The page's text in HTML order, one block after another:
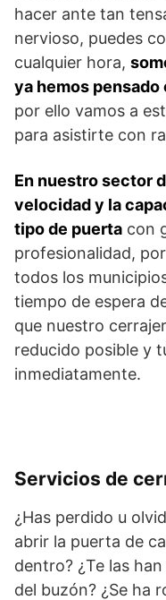
hacer ante tan
nervioso, puedes
cualquier hora,
ya hemos
por ello vamos a
para asistirte con
En nuestro sector
velocidad y la
tipo de puerta con
profesionalidad,
todos los
tiempo de espera
que nuestro
reducido posible y
inmediatamente.
Servicios de
¿Has perdido u
abrir la puerta de
dentro? ¿Te las
del buzón? ¿Se ha